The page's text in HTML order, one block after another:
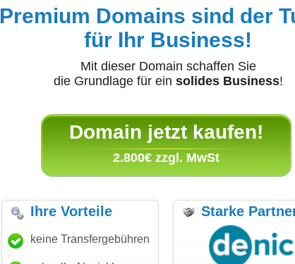
Premium Domains sind der
für Ihr Business!
Mit dieser Domain schaffen Sie
die Grundlage für ein solides Business!
Domain jetzt kaufen!
2.800€ zzgl. MwSt
"Danke für den schnellen
Transfer und guten Service!"
"Ich bin dankbar, meine
Wunschdomain gefunden zu
Ihre Vorteile
keine Transfergebühren
Starke